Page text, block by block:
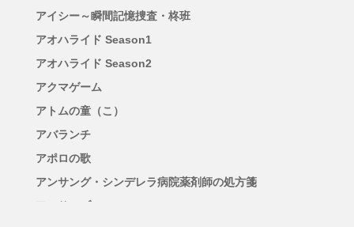
アイシー～瞬間記憶捜査・柊班
アオハライド Season1
アオハライド Season2
アクマゲーム
アトムの童（こ）
アバランチ
アポロの歌
アンサング・シンデレラ病院薬剤師の処方箋
アンサンブル